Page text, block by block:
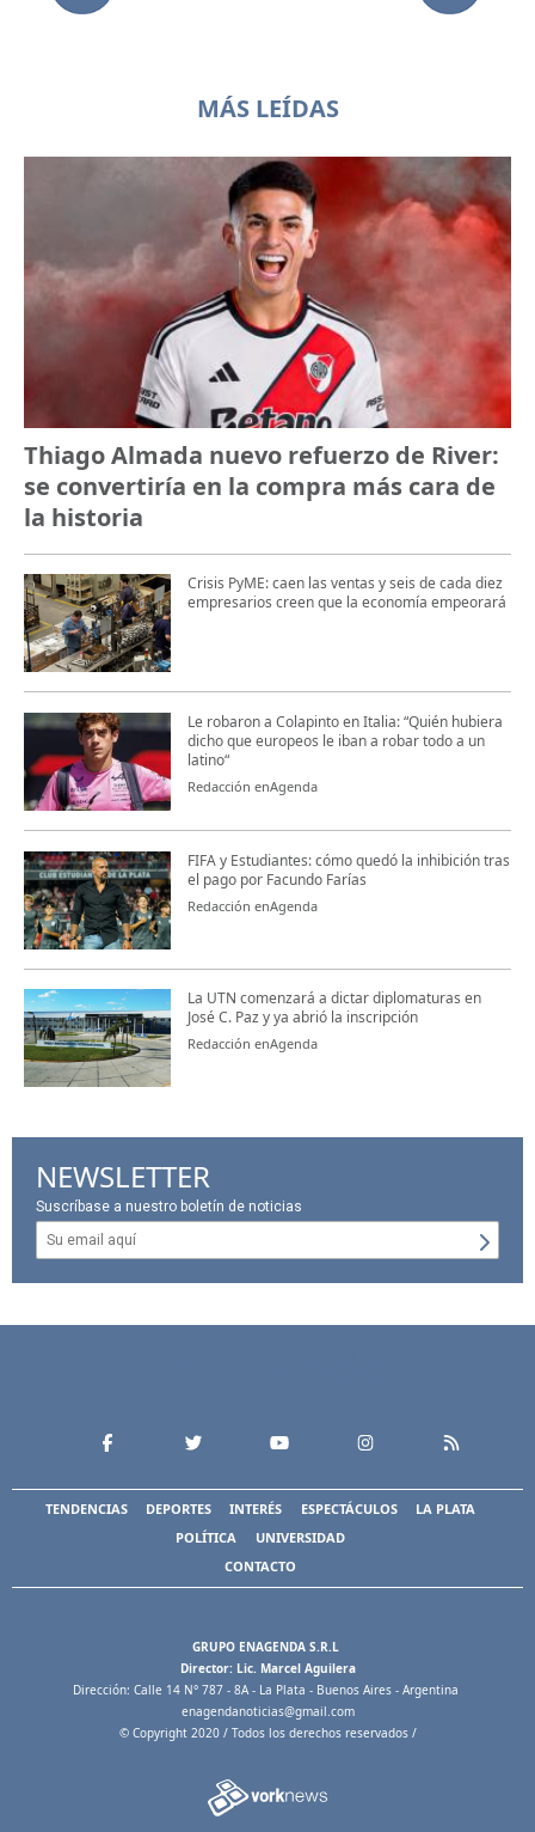
MÁS LEÍDAS
Thiago Almada nuevo refuerzo de River:
se convertiría en la compra más cara de
la historia
Crisis PyME: caen las ventas y seis de cada diez
empresarios creen que la economía empeorará
Le robaron a Colapinto en Italia: “Quién hubiera
dicho que europeos le iban a robar todo a un
latino“
Redacción enAgenda
FIFA y Estudiantes: cómo quedó la inhibición tras
el pago por Facundo Farías
Redacción enAgenda
La UTN comenzará a dictar diplomaturas en
José C. Paz y ya abrió la inscripción
Redacción enAgenda
NEWSLETTER
Suscríbase a nuestro boletín de noticias
TENDENCIAS DEPORTES INTERÉS ESPECTÁCULOS
LA PLATA
POLÍTICA
UNIVERSIDAD
CONTACTO
GRUPO ENAGENDA S.R.L
Director: Lic. Marcel Aguilera
Dirección: Calle 14 N° 787 - 8A - La Plata - Buenos Aires - Argentina
enagendanoticias@gmail.com
© Copyright 2020 / Todos los derechos reservados /